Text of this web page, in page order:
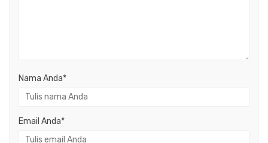
Nama Anda*
Email Anda*